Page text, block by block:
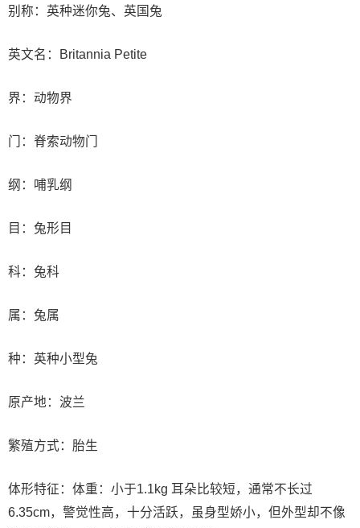
别称：英种迷你兔、英国兔
英文名：Britannia Petite
界：动物界
门：脊索动物门
纲：哺乳纲
目：兔形目
科：兔科
属：兔属
种：英种小型兔
原产地：波兰
繁殖方式：胎生
体形特征：体重：小于1.1kg 耳朵比较短，通常不长过
6.35cm，警觉性高，十分活跃，虽身型娇小，但外型却不像